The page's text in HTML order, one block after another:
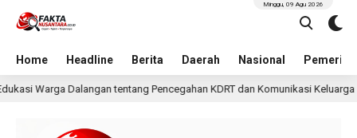
Home Headline Berita Daerah Nasional
Minggu, 09 Agu 2026
KDRT dan Komunikasi Keluarga 1 hari lalu KKN Undip